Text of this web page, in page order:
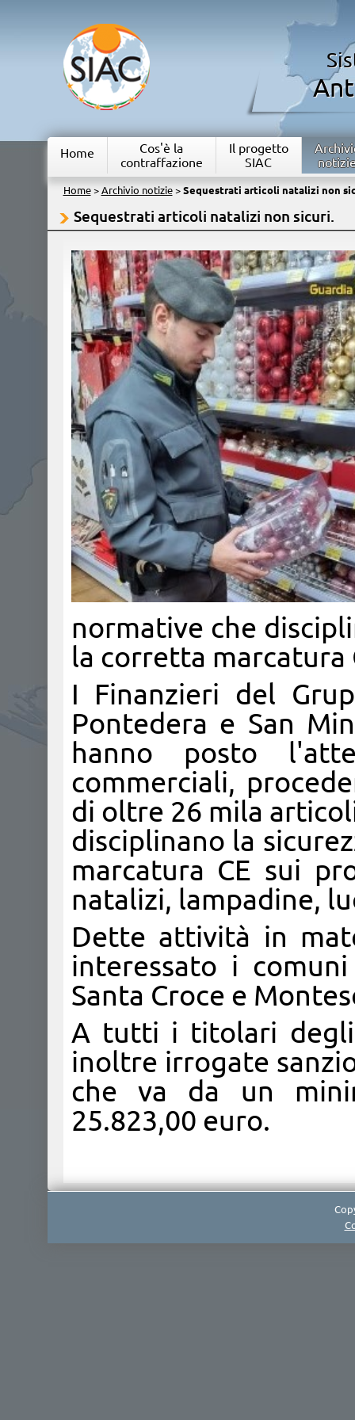
Home
Cos'è la
contraffazione
Il progetto
SIAC
Home> Archivio notizie> Sequestrati articoli natalizi non
Sequestrati articoli natalizi non sicuri.
normative che
la corretta marcatura
I Finanzieri del
Pontedera e San
hanno posto
commerciali,
di oltre 26 mila
disciplinano la
marcatura CE sui
natalizi, lampadine,
Dette attività in
interessato i
Santa Croce e
A tutti i titolari degli
inoltre irrogate
che va da un
25.823,00 euro.​